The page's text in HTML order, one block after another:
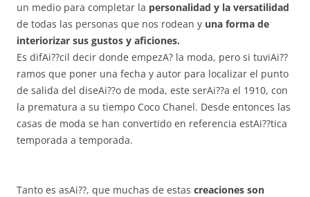
un medio para completar la personalidad y la versatilidad
de todas las personas que nos rodean y una forma de
interiorizar sus gustos y aficiones.
Es difAi??cil decir donde empezA? la moda, pero si tuviAi??
ramos que poner una fecha y autor para localizar el punto
de salida del diseAi??o de moda, este serAi??a el 1910, con
la prematura a su tiempo Coco Chanel. Desde entonces las
casas de moda se han convertido en referencia estAi??tica
temporada a temporada.
Tanto es asAi??, que muchas de estas creaciones son